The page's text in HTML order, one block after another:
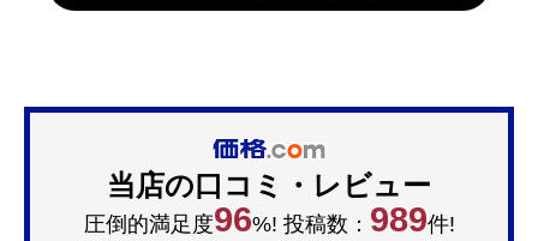
当店の口コミ・レビュー
圧倒的満足度96%! 投稿数： 989件!